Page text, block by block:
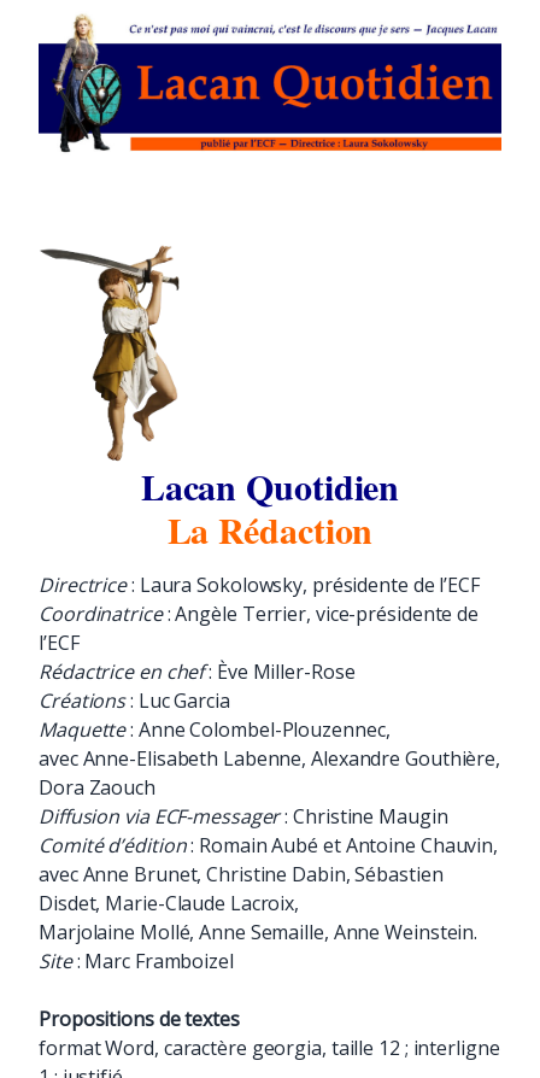
Lacan Quotidien
La Rédaction
Directrice: Laura Sokolowsky, présidente de l’ECF
Coordinatrice: Angèle Terrier, vice-présidente de
l’ECF
Rédactrice en chef: Ève Miller-Rose
Créations: Luc Garcia
Maquette: Anne Colombel-Plouzennec,
avec Anne-Elisabeth Labenne, Alexandre Gouthière,
Dora Zaouch
Diffusion via ECF-messager: Christine Maugin
Comité d’édition: Romain Aubé et Antoine Chauvin,
avec Anne Brunet, Christine Dabin, Sébastien
Disdet, Marie-Claude Lacroix,
Marjolaine Mollé, Anne Semaille, Anne Weinstein.
Site: Marc Framboizel
Propositions de textes
format Word, caractère georgia, taille 12 ; interligne